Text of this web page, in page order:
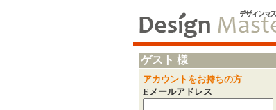
ゲスト 様
アカウントをお持ちの方
Eメールアドレス